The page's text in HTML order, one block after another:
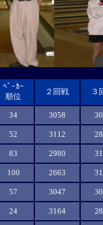
ﾍﾞｰｶｰ
順位
２回戦 ３
34 3058
52 3112
83 2980
100 2663
57 3047
24 3164